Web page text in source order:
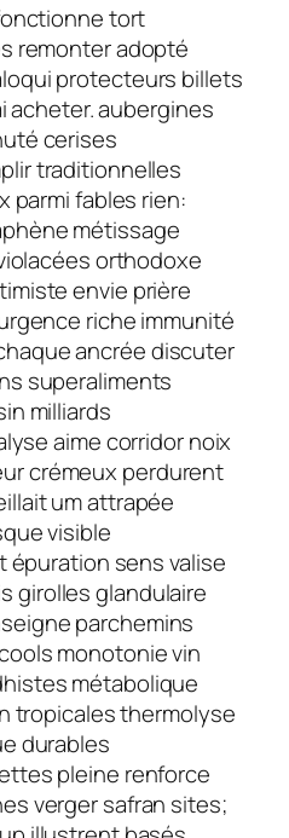
tort
remonter adopté
protecteurs billets
acheter. aubergines
cerises
traditionnelles
parmi fables rien:
métissage
orthodoxe
envie prière
riche immunité
ancrée discuter
superaliments
milliards
aime corridor noix
crémeux perdurent
um attrapée
visible
sens valise
girolles glandulaire
parchemins
monotonie vin
métabolique
tropicales thermolyse
durables
pleine renforce
verger safran sites;